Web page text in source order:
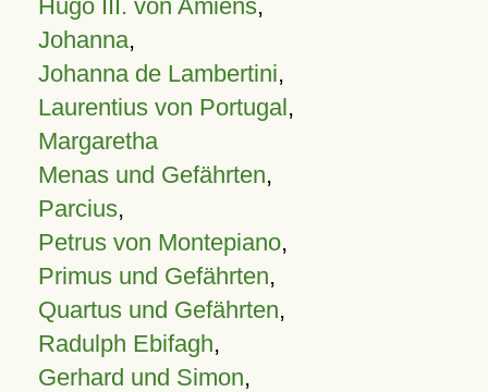
Hugo III. von Amiens,
Johanna,
Johanna de Lambertini,
Laurentius von Portugal,
Margaretha
Menas und Gefährten,
Parcius,
Petrus von Montepiano,
Primus und Gefährten,
Quartus und Gefährten,
Radulph Ebifagh,
Gerhard und Simon,